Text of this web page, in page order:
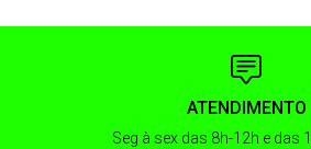
ATENDIMENTO
Seg à sex das 8h-12h e das